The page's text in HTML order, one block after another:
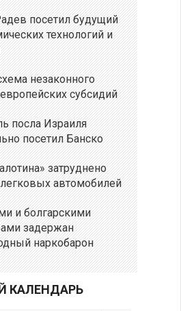
посетил будущий
технологий и
незаконного
субсидий
посла Израиля
посетил Банско
затруднено
автомобилей
и болгарскими
задержан
наркобарон
КАЛЕНДАРЬ